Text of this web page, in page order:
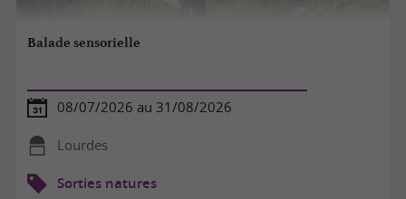
Balade sensorielle
08/07/2026 au 31/08/2026
Lourdes
Sorties natures